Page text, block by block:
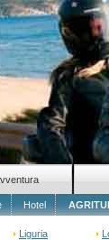
Hotel
Liguria